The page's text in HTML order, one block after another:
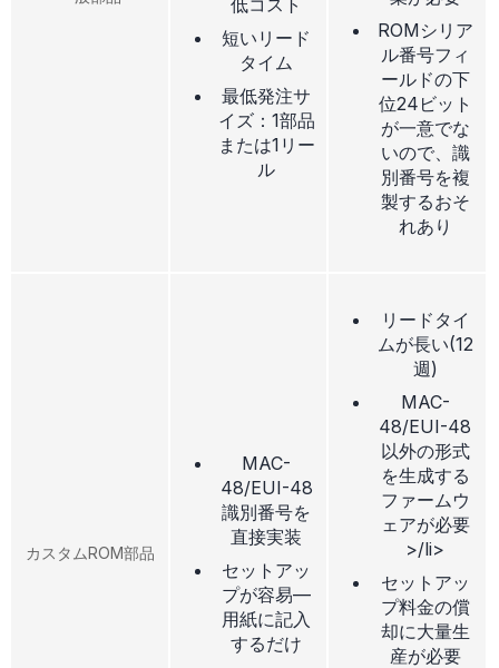
短いリード
タイム
最低発注サ
イズ：1部品
または1リー
ル
ROMシリア
ル番号フィ
ールドの下
位24ビット
が一意でな
いので、識
別番号を複
製するおそ
れあり
カスタムROM部品
MAC-
48/EUI-48
識別番号を
直接実装
セットアッ
プが容易—
用紙に記入
するだけ
リードタイ
ムが長い(12
週)
MAC-
48/EUI-48
以外の形式
を生成する
ファームウ
ェアが必要
>/li>
セットアッ
プ料金の償
却に大量生
産が必要